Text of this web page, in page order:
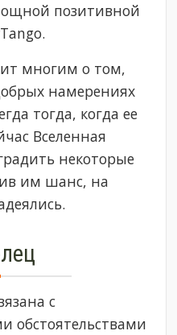
позитивной
многим о том,
намерениях
тогда, когда ее
Вселенная
некоторые
им шанс, на
с
обстоятельствами